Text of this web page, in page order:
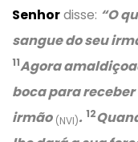
Senhordisse: “O
sangue do seu
11Agora
boca para receber
irmão (NVI). 12